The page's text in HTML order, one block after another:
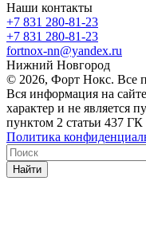
Наши контакты
+7 831 280-81-23
+7 831 280-81-23
fortnox-nn@yandex.ru
Нижний Новгород
© 2026, Форт Нокс. Все
Вся информация на
характер и не является
пунктом 2 статьи 437
Политика
Найти